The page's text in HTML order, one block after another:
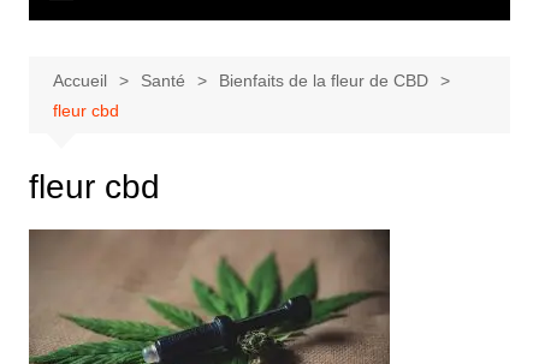
Accueil Santé
Bienfaits de la fleur de CBD
fleur cbd
fleur cbd